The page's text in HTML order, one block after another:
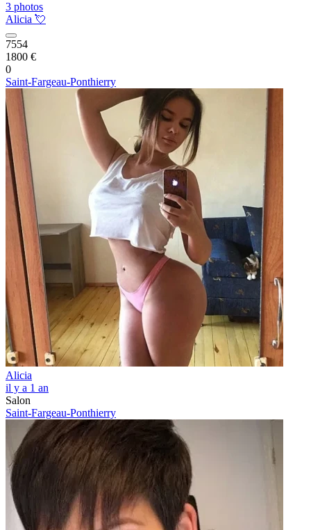
3 photos
Alicia 💘
7554
1800 €
0
Saint-Fargeau-Ponthierry
Alicia
il y a 1 an
Salon
Saint-Fargeau-Ponthierry